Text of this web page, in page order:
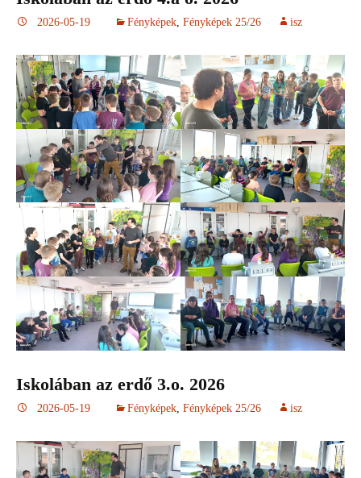
2026-05-19 Fényképek Fényképek 25/26 isz
Iskolában az erdő 3.o. 2026
2026-05-19 Fényképek, Fényképek 25/26 isz